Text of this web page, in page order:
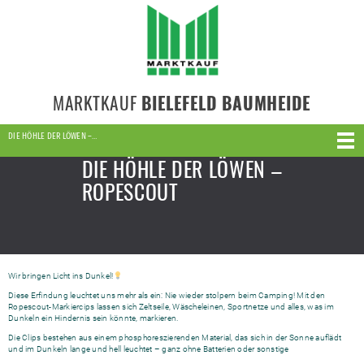
MARKTKAUF BIELEFELD BAUMHEIDE
DIE HÖHLE DER LÖWEN –…
DIE HÖHLE DER LÖWEN –
ROPESCOUT
Wir bringen Licht ins Dunkel!
Diese Erfindung leuchtet uns mehr als ein: Nie wieder stolpern beim Camping! Mit den
Ropescout-Markiercips lassen sich Zeltseile, Wäscheleinen, Sportnetze und alles, was im
Dunkeln ein Hindernis sein könnte, markieren.
Die Clips bestehen aus einem phosphoreszierenden Material, das sich in der Sonne auflädt
und im Dunkeln lange und hell leuchtet – ganz ohne Batterien oder sonstige